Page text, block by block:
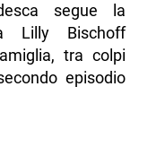
segue la
Lilly Bischoff
tra colpi
episodio